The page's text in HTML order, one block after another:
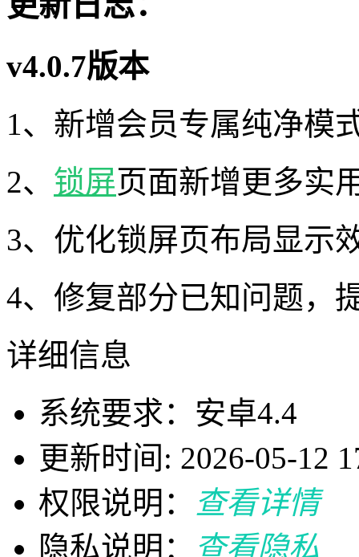
v4.0.7版本
1、新增会员专属纯净模
2、 锁屏页面新增更多实
3、优化锁屏页布局显示
4、修复部分已知问题，
详细信息
系统要求：安卓4.4
更新时间: 2026-05-12
权限说明：
查看详情
隐私说明：
查看隐私